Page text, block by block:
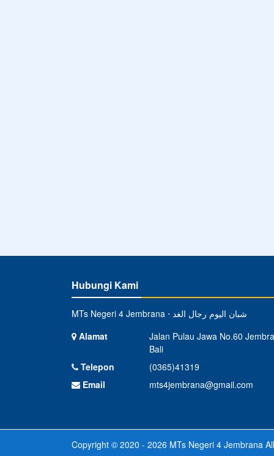
Hubungi Kami
MTs Negeri 4 Jembrana ⋅ شبان اليوم رجال الغد
Alamat
Jalan Pulau Jawa No.60
Bali
Telepon
(0365)41319
Email
mts4jembrana@gmail.com
Copyright © 2020 - 2026 MTs Negeri 4 Jembrana